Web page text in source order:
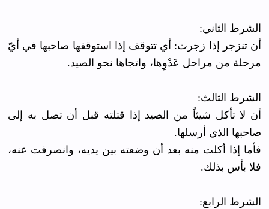
الشرط الثاني:
أن تنزجر إذا زجرت: أي تتوقف إذا استوقفها صاحبها في أيّ
مرحلة من مراحل عَدْوِها، واتجاها نحو الصيد.
الشرط الثالث:
أن لا تأكل شيئاً من الصيد إذا قتلته قبل أن تصل به إلى
صاحبها الذي أرسلها.
فأما إذا أكلت منه بعد أن وضعته بين يديه، وانصرفت عنه،
فلا بأس بذلك.
الشرط الرابع: